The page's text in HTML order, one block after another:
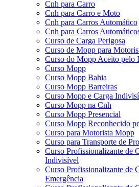
Cnh para Carro
Cnh para Carro e Moto
Cnh para Carros Automático
Cnh para Carros
Curso de Carga Perigosa
Curso de Mopp para
Curso do Mopp Aceito pelo
Curso Mopp
Curso Mopp Bahia
Curso Mopp Barreiras
Curso Mopp e Carga
Curso Mopp na Cnh
Curso Mopp Presencial
Curso Mopp Reconhecido
Curso para Motorista Mopp
Curso para Transporte de
Curso Profissionalizante de
Indivisível
Curso Profissionalizante de
Emergência